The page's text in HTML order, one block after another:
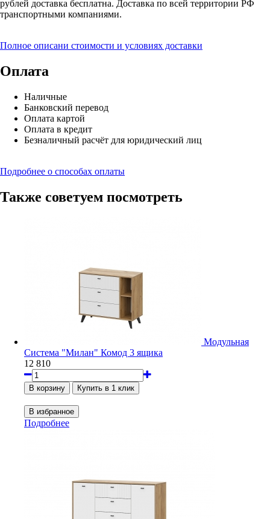
рублей доставка бесплатна. Доставка по всей территории РФ
транспортными компаниями.
Полное описани стоимости и условиях доставки
Оплата
Наличные
Банковский перевод
Оплата картой
Оплата в кредит
Безналичный расчёт для юридический лиц
Подробнее о способах оплаты
Также советуем посмотреть
Модульная
Система "Милан" Комод 3 ящика
12 810
Подробнее